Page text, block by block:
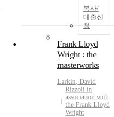
복사/
대출신
청
8
Frank Lloyd
Wright : the
masterworks
Larkin, David
Rizzoli in
association with
the Frank Lloyd
Wright